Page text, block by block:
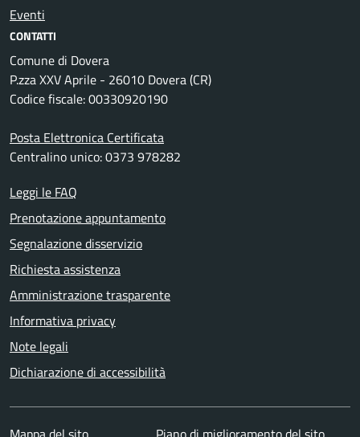
Eventi
CONTATTI
Comune di Dovera
P.zza XXV Aprile - 26010 Dovera (CR)
Codice fiscale: 00330920190
Posta Elettronica Certificata
Centralino unico: 0373 978282
Leggi le FAQ
Prenotazione appuntamento
Segnalazione disservizio
Richiesta assistenza
Amministrazione trasparente
Informativa privacy
Note legali
Dichiarazione di accessibilità